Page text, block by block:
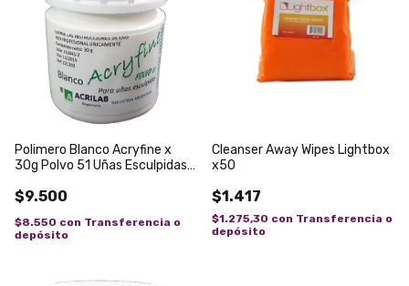
Polimero Blanco Acryfine x
30g Polvo 51 Uñas Esculpidas
$9.500
$8.550 con Transferencia o
depósito
Cleanser Away Wipes Lightbox
x50
$1.417
$1.275,30 con Transferencia o
depósito